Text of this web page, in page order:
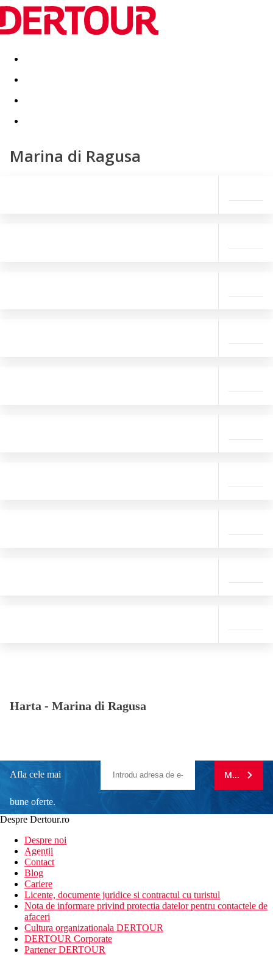
Destinatii Vacanta perfecta OFERTE DE NERATAT
Marina di Ragusa
Harta - Marina di Ragusa
Afla cele mai
bune oferte.
newsletter!
MA
Despre Dertour.ro
Despre noi
Agentii
Contact
Blog
Cariere
Licente, documente juridice si contractul cu turistul
Nota de informare privind protectia datelor pentru contactele de
afaceri
Cultura organizationala DERTOUR
DERTOUR Corporate
Partener DERTOUR